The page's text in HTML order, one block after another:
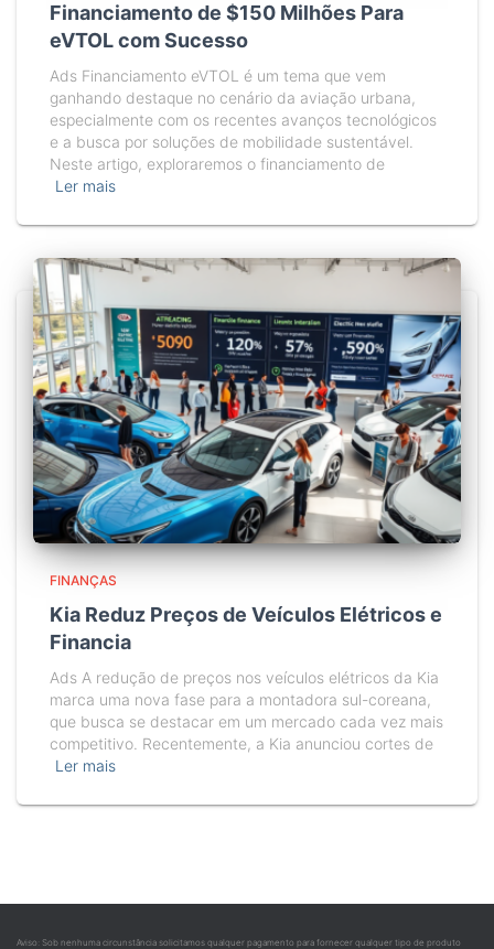
Financiamento de $150 Milhões Para
eVTOL com Sucesso
Ads Financiamento eVTOL é um tema que vem
ganhando destaque no cenário da aviação urbana,
especialmente com os recentes avanços tecnológicos
e a busca por soluções de mobilidade sustentável.
Neste artigo, exploraremos o financiamento de
Ler mais
FINANÇAS
Kia Reduz Preços de Veículos Elétricos e
Financia
Ads A redução de preços nos veículos elétricos da Kia
marca uma nova fase para a montadora sul-coreana,
que busca se destacar em um mercado cada vez mais
competitivo. Recentemente, a Kia anunciou cortes de
Ler mais
Aviso: Sob nenhuma circunstância solicitamos qualquer pagamento para fornecer qualquer tipo de produto